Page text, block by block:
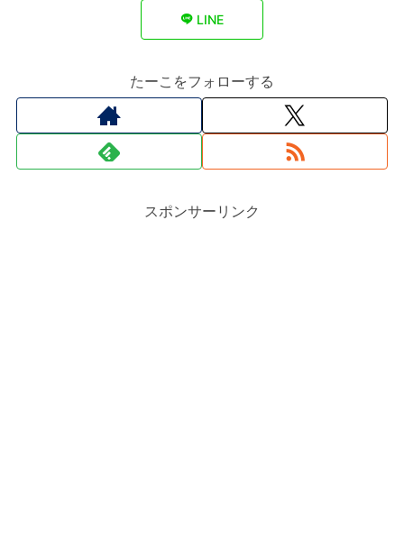
LINE
たーこをフォローする
スポンサーリンク